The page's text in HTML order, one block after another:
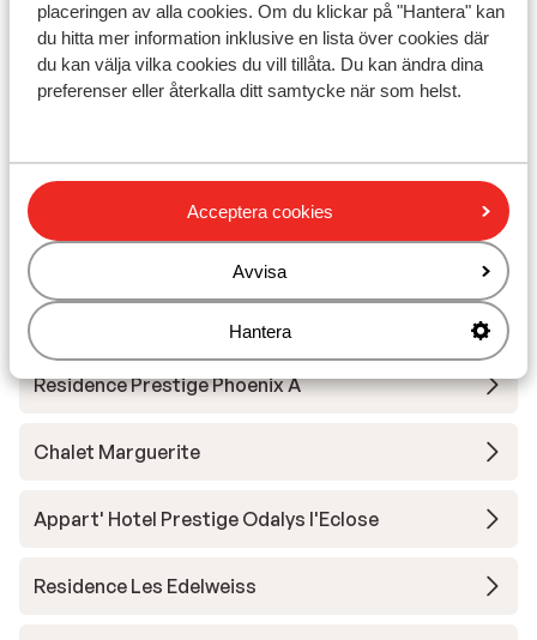
placeringen av alla cookies. Om du klickar på "Hantera" kan
du hitta mer information inklusive en lista över cookies där
du kan välja vilka cookies du vill tillåta. Du kan ändra dina
preferenser eller återkalla ditt samtycke när som helst.
Acceptera cookies
Avvisa
Hantera
Hotel Au Chamois d'Or
Hotel Le Castillan
Village Club du Soleil Oz en Oisans
Residence le Claret I & II
Residence Prestige Phoenix A
Chalet Marguerite
Appart' Hotel Prestige Odalys l'Eclose
Residence Les Edelweiss